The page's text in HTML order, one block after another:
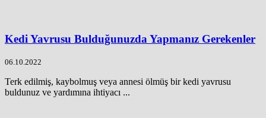
Kedi Yavrusu Bulduğunuzda Yapmanız Gerekenler
06.10.2022
Terk edilmiş, kaybolmuş veya annesi ölmüş bir kedi yavrusu
buldunuz ve yardımına ihtiyacı ...